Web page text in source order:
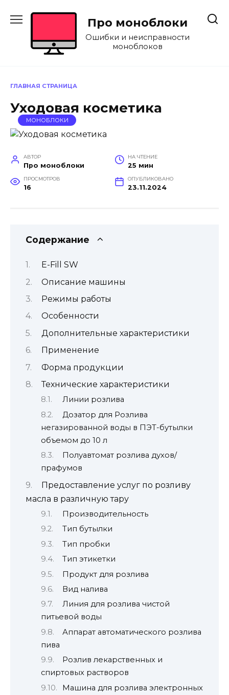
Про моноблоки
Ошибки и неисправности
моноблоков
ГЛАВНАЯ СТРАНИЦА
Уходовая косметика
МОНОБЛОКИ
АВТОР
Про моноблоки
НА ЧТЕНИЕ
25 мин
ПРОСМОТРОВ
16
ОПУБЛИКОВАНО
23.11.2024
Содержание
E-Fill SW
Описание машины
Режимы работы
Особенности
Дополнительные характеристики
Применение
Форма продукции
Технические характеристики
Линии розлива
Дозатор для Розлива
негазированной воды в ПЭТ-бутылки
объемом до 10 л
Полуавтомат розлива духов/
прафумов
Предоставление услуг по розливу
масла в различную тару
Производительность
Тип бутылки
Тип пробки
Тип этикетки
Продукт для розлива
Вид налива
Линия для розлива чистой
питьевой воды
Аппарат автоматического розлива
пива
Розлив лекарственных и
спиртовых растворов
Машина для розлива электронных